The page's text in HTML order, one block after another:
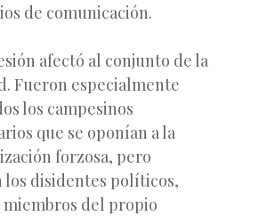
de comunicación.
afectó al conjunto de la
Fueron especialmente
los campesinos
que se oponían a la
forzosa, pero
los disidentes políticos,
miembros del propio